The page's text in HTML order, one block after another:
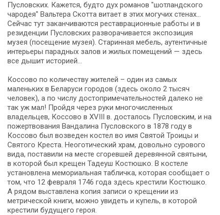
Пусловских. Кажется, будто дух романов "шотландского
чародея" Вальтера Скотта витает в этих могучих стенах...
Сейчас тут заканчиваются реставрационные работы и в
резиденции Пусловских разворачивается экспозиция
музея (посещение музея). Старинная ме­бель, аутентичные
ин­те­рье­ры па­рад­ных за­лов и жи­лых по­ме­ще­ний — здесь
все ды­шит ис­то­ри­ей…
Коссово по количеству жителей – один из самых
маленьких в Беларуси городов (здесь около 2 тысяч
человек), а по числу достопримечательностей далеко не
так уж мал! Пройдя через руки многочисленных
владельцев, Коссово в XVIII в. досталось Пусловским, и на
пожертвования Вандалина Пусловского в 1878 году в
Коссово был возведен костел во имя Святой Троицы и
Святого Креста. Неоготический храм, довольно сурового
вида, поставили на месте сгоревшей деревянной святыни,
в которой был крещен Тадеуш Костюшко. В костеле
установлена мемориальная табличка, которая сообщает о
том, что 12 февраля 1746 года здесь крестили Костюшко.
А рядом выставлена копия записи о крещении из
метрической книги, можно увидеть и купель, в которой
крестили будущего героя.